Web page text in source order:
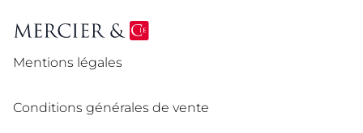
Mentions légales
Conditions générales de vente